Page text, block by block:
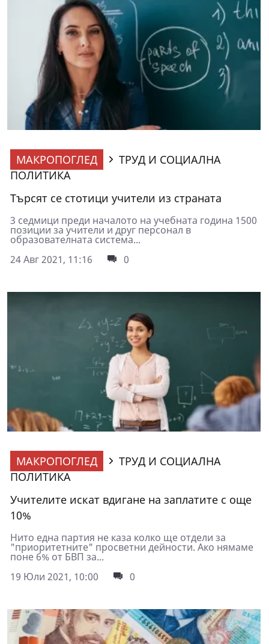
МАКРОПОГЛЕД
ТРУД И СОЦИАЛНА
ПОЛИТИКА
Търсят се стотици учители из страната
3 седмици преди началото на учебната година 1500
позиции за учители и друг персонал в
образователната система...
24 Авг 2021, 11:16
0
МАКРОПОГЛЕД
ТРУД И СОЦИАЛНА
ПОЛИТИКА
Учителите искат вдигане на заплатите с още
10%
Нито една партия не каза колко ще отдели за
"приоритетните" просветни дейности. Ако нямаме
поне 6% от БВП за...
19 Юли 2021, 10:00
0